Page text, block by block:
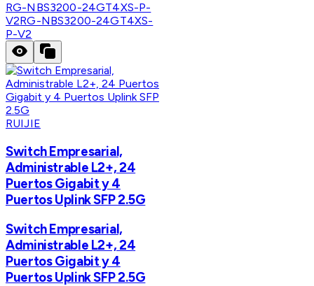
RG-NBS3200-24GT4XS-P-
V2RG-NBS3200-24GT4XS-
P-V2
RUIJIE
Switch Empresarial,
Administrable L2+, 24
Puertos Gigabit y 4
Puertos Uplink SFP 2.5G
Switch Empresarial,
Administrable L2+, 24
Puertos Gigabit y 4
Puertos Uplink SFP 2.5G